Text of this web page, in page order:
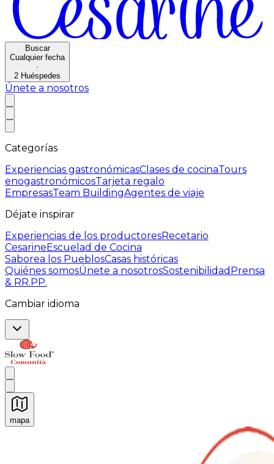
Buscar
Cualquier fecha
·
2 Huéspedes
Únete a nosotros
Categorías
Experiencias gastronómicasClases de cocinaTours
enogastronómicosTarjeta regalo
EmpresasTeam BuildingAgentes de viaje
Déjate inspirar
Experiencias de los productoresRecetario
CesarineEscuelad de Cocina
Saborea los PueblosCasas históricas
Quiénes somosÚnete a nosotrosSostenibilidad Prensa
& RR.PP.
Cambiar idioma
mapa
Experiencias culinarias inolvidables: Experiencias